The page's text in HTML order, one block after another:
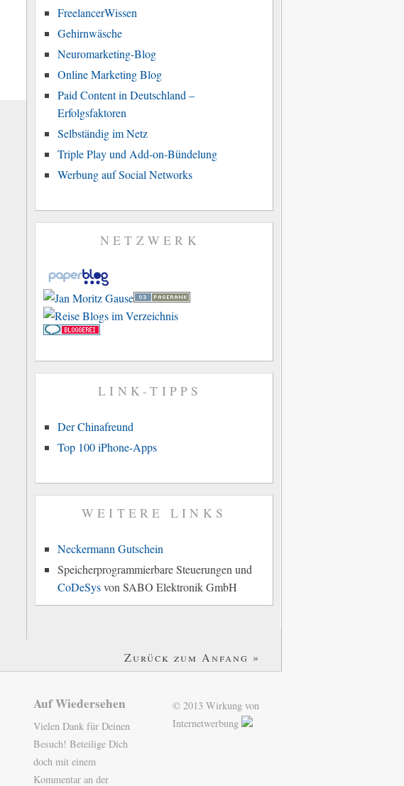
FreelancerWissen
Gehirnwäsche
Neuromarketing-Blog
Online Marketing Blog
Paid Content in Deutschland –
Erfolgsfaktoren
Selbständig im Netz
Triple Play und Add-on-Bündelung
Werbung auf Social Networks
NETZWERK
LINK-TIPPS
Der Chinafreund
Top 100 iPhone-Apps
WEITERE LINKS
Neckermann Gutschein
Speicherprogrammierbare Steuerungen und
CoDeSysvon SABO Elektronik GmbH
Zurück zum Anfang »
Auf Wiedersehen
Vielen Dank für Deinen
Besuch! Beteilige Dich
doch mit einem
Kommentar an der
© 2013 Wirkung von
Internetwerbung